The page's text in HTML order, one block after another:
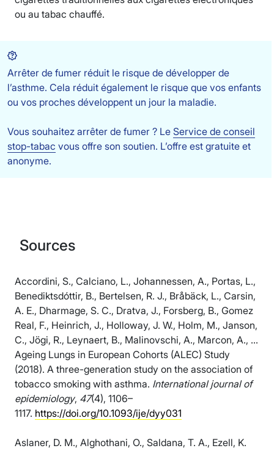
ou au tabac chauffé.
Arrêter de fumer réduit le risque de développer de
l’asthme. Cela réduit également le risque que vos enfants
ou vos proches développent un jour la maladie.
Vous souhaitez arrêter de fumer ? Le Service de conseil
stop-tabac vous offre son soutien. L’offre est gratuite et
anonyme.
Sources
Accordini, S., Calciano, L., Johannessen, A., Portas, L.,
Benediktsdóttir, B., Bertelsen, R. J., Bråbäck, L., Carsin,
A. E., Dharmage, S. C., Dratva, J., Forsberg, B., Gomez
Real, F., Heinrich, J., Holloway, J. W., Holm, M., Janson,
C., Jögi, R., Leynaert, B., Malinovschi, A., Marcon, A., …
Ageing Lungs in European Cohorts (ALEC) Study
(2018). A three-generation study on the association of
tobacco smoking with asthma. International journal of
epidemiology, 47(4), 1106–
1117. https://doi.org/10.1093/ije/dyy031
Aslaner, D. M., Alghothani, O., Saldana, T. A., Ezell, K.